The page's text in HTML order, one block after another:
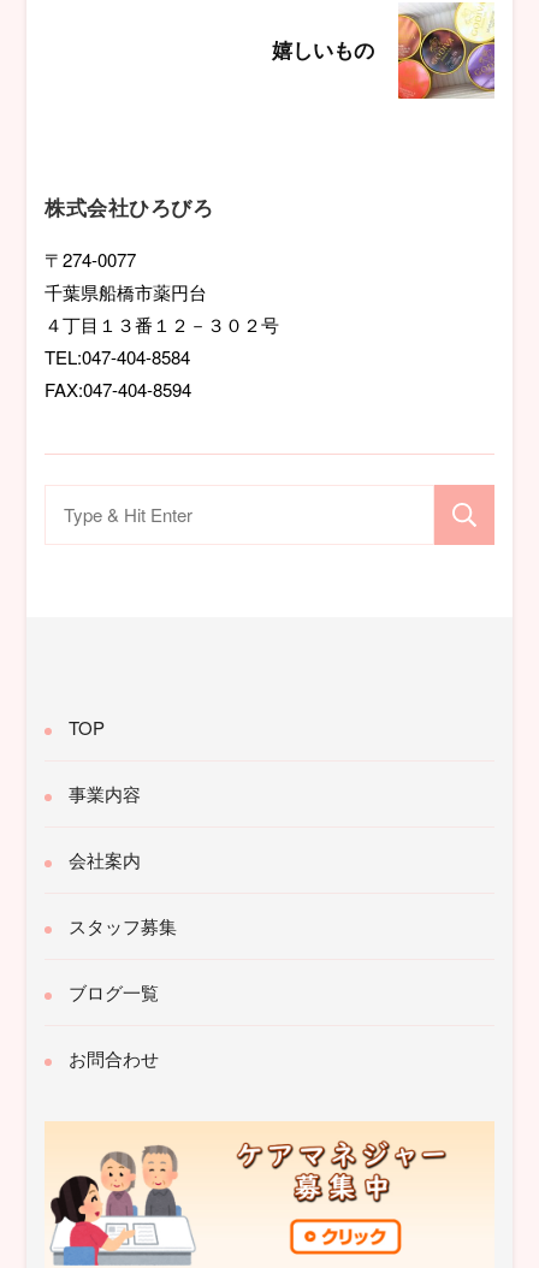
シ
ョ
ン
嬉しいもの
株式会社ひろびろ
〒274-0077
千葉県船橋市薬円台
４丁目１３番１２－３０２号
TEL:047-404-8584
FAX:047-404-8594
TOP
事業内容
会社案内
スタッフ募集
ブログ一覧
お問合わせ